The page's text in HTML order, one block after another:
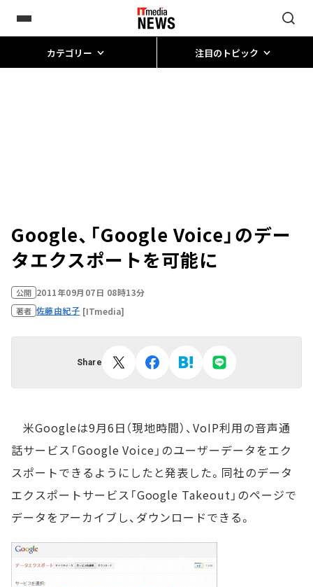
カテゴリー 注目のトピック
Google、「Google Voice」のデー
タエクスポートを可能に
公開 2011年09月07日 08時13分
著者 佐藤由紀子 [ITmedia]
Share
米Googleは9月6日（現地時間）、VoIP利用の音声通
話サービス「Google Voice」のユーザーデータをエク
スポートできるようにしたと発表した。同社のデータ
エクスポートサービス「Google Takeout」のページで
データをアーカイブし、ダウンロードできる。